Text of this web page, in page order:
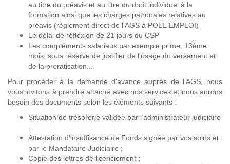
au titre du préavis et au titre du droit individuel à la
formation ainsi que les charges patronales relatives au
préavis (règlement direct de l'AGS à POLE EMPLOI)
Le délai de réflexion de 21 jours du CSP
Les compléments salariaux par exemple prime, 13ème
mois, sous réserve de justifier de l'usage du versement et
de la proratisation...
Pour procéder à la demande d’avance auprès de l’AGS, nous
vous invitons à prendre attache avec nos services et nous aurons
besoin des documents selon les éléments suivants :
Situation de trésorerie validée par l’administrateur judiciaire
;
Attestation d’insuffisance de Fonds signée par vos soins et
par le Mandataire Judiciaire ;
Copie des lettres de licenciement ;